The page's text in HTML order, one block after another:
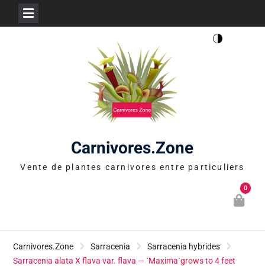
Carnivores.Zone
Vente de plantes carnivores entre particuliers
0
Carnivores.Zone Sarracenia
Sarracenia hybrides
Sarracenia alata X flava var. flava — `Maxima`grows to 4 feet